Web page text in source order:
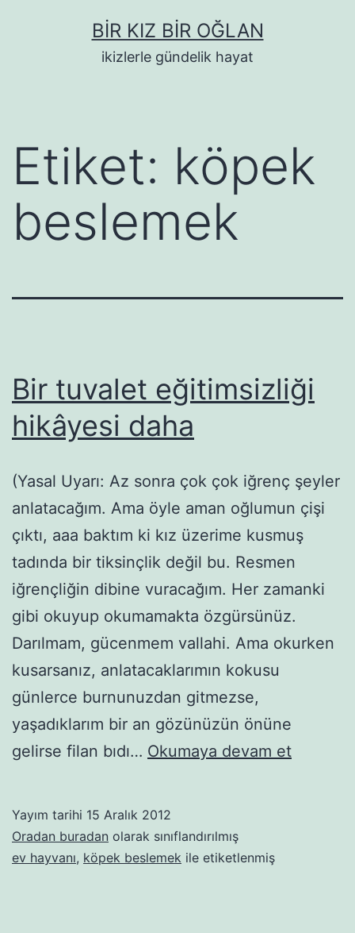
BIR KIZ BIR OĞLAN
ikizlerle gündelik hayat
Etiket: köpek
beslemek
Bir tuvalet eğitimsizliği
hikâyesi daha
(Yasal Uyarı: Az sonra çok çok iğrenç şeyler
anlatacağım. Ama öyle aman oğlumun çişi
çıktı, aaa baktım ki kız üzerime kusmuş
tadında bir tiksinçlik değil bu. Resmen
iğrençliğin dibine vuracağım. Her zamanki
gibi okuyup okumamakta özgürsünüz.
Darılmam, gücenmem vallahi. Ama okurken
kusarsanız, anlatacaklarımın kokusu
günlerce burnunuzdan gitmezse,
yaşadıklarım bir an gözünüzün önüne
gelirse filan bıdı… Okumaya devam etBir
Yayım tarihi 15 Aralık 2012
Oradan buradan olarak sınıflandırılmış
ev hayvanı, köpek beslemek ile etiketlenmiş